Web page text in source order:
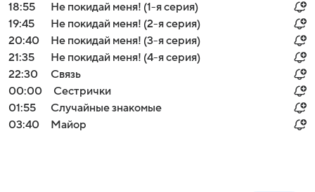
18:55
Не покидай меня! (1-я серия)
19:45
Не покидай меня! (2-я серия)
20:40
Не покидай меня! (3-я серия)
21:35
Не покидай меня! (4-я серия)
22:30
Связь
00:00
Сестрички
01:55
Случайные знакомые
03:40
Майор